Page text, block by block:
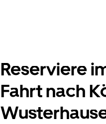
Reserviere
Fahrt nach